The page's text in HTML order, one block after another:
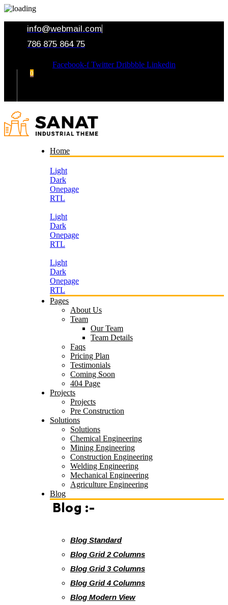
info@webmail.com
786 875 864 75
Facebook-f Twitter Dribbble Linkedin
0
Home
Light
Dark
Onepage
RTL
Light
Dark
Onepage
RTL
Light
Dark
Onepage
RTL
Pages
About Us
Team
Our Team
Team Details
Faqs
Pricing Plan
Testimonials
Coming Soon
404 Page
Projects
Projects
Pre Construction
Solutions
Solutions
Chemical Engineering
Mining Engineering
Construction Engineering
Welding Engineering
Mechanical Engineering
Agriculture Engineering
Blog
Blog :-
Blog Standard
Blog Grid 2 Columns
Blog Grid 3 Columns
Blog Grid 4 Columns
Blog Modern View